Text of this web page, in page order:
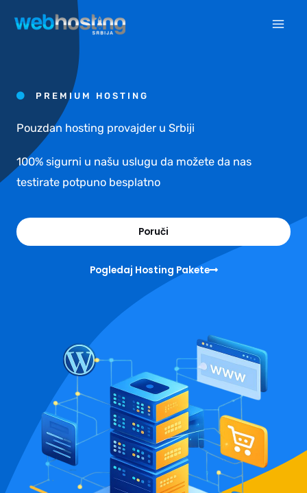
PREMIUM HOSTING
Pouzdan hosting provajder u Srbiji
100% sigurni u našu uslugu da možete da nas
testirate potpuno besplatno
Poruči
Pogledaj Hosting Pakete